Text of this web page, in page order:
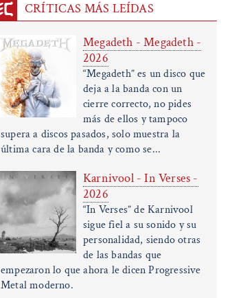
CRÍTICAS MÁS LEÍDAS
Megadeth - Megadeth -
2026
“Megadeth” es un disco que
deja a la banda con un
cierre correcto, no pides
más de ellos y tampoco
supera a discos pasados, solo muestra la
última cara de la banda y como se...
Karnivool - In Verses -
2026
“In Verses” de Karnivool
sigue fiel a su sonido y su
personalidad, siendo otras
de las bandas que
empezaron lo que ahora le dicen Progressive
Metal moderno.